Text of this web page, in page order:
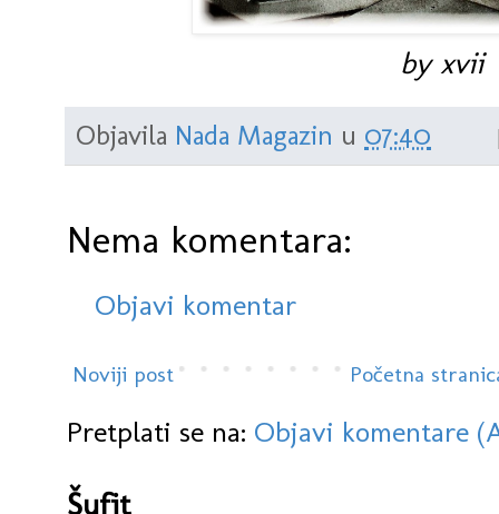
by xvii
Objavila Nada Magazin u 07:40
Nema komentara:
Objavi komentar
Noviji post Početna
Pretplati se na: Objavi komentare
Šufit